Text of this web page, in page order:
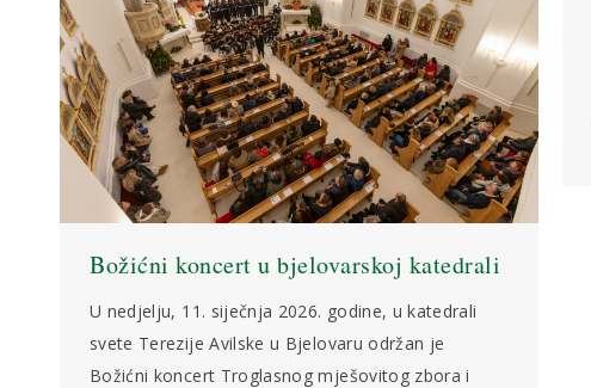
Božićni koncert u bjelovarskoj katedrali
U nedjelju, 11. siječnja 2026. godine, u katedrali
svete Terezije Avilske u Bjelovaru održan je
Božićni koncert Troglasnog mješovitog zbora i